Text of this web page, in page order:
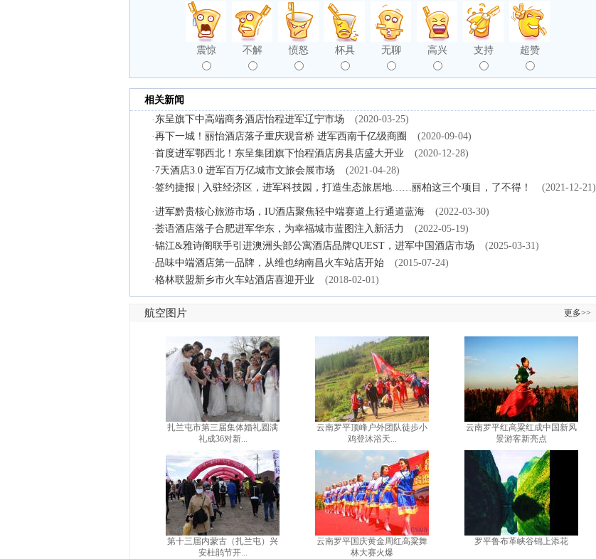
震惊 不解 愤怒 杯具 无聊 高兴 支持 超赞
相关新闻
· 东呈旗下中高端商务酒店怡程进军辽宁市场
(2020-03-25)
·再下一城！丽怡酒店落子重庆观音桥 进军西南千亿级商圈
(2020-09-04)
·首度进军鄂西北！东呈集团旗下怡程酒店房县店盛大开业
(2020-12-28)
· 7天酒店3.0 进军百万亿城市文旅会展市场
(2021-04-28)
·签约捷报 | 入驻经济区，进军科技园，打造生态旅居地……丽柏这三个项目，了不得！ (2021-12-21)
·进军黔贵核心旅游市场，IU酒店聚焦轻中端赛道上行通道蓝海
(2022-03-30)
·荟语酒店落子合肥进军华东，为幸福城市蓝图注入新活力
(2022-05-19)
·锦江&雅诗阁联手引进澳洲头部公寓酒店品牌QUEST，进军中国酒店市场
(2025-03-31)
·品味中端酒店第一品牌，从维也纳南昌火车站店开始
(2015-07-24)
·格林联盟新乡市火车站酒店喜迎开业 (2018-02-01)
航空图片 更多>>
扎兰屯市第三届集体婚礼圆满
礼成36对新...
第十三届内蒙古（扎兰屯）兴
安杜鹃节开...
云南罗平顶峰户外团队徒步小
鸡登沐浴天...
云南罗平国庆黄金周红高粱舞
林大赛火爆
云南罗平红高粱红成中国新风
景游客新亮点
罗平鲁布革峡谷锦上添花